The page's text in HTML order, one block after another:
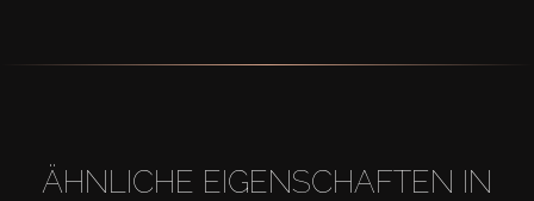
ÄHNLICHE EIGENSCHAFTEN IN